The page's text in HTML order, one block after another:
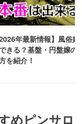
2026年最新情報】風俗嬢
きる？基盤・円盤嬢の
を紹介！
めピンサロ